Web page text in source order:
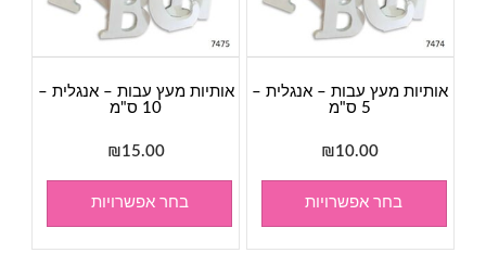
אותיות מעץ עבות – אנגלית –
5 ס"מ
₪10.00
בחר אפשרויות
אותיות מעץ עבות – אנגלית –
10 ס"מ
₪15.00
בחר אפשרויות